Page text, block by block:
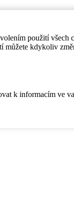
použití všech
můžete kdykoliv
k informacím ve